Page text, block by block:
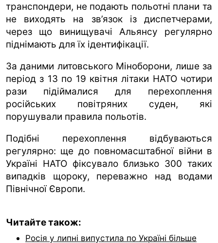
транспондери, не подають польотні плани та
не виходять на зв’язок із диспетчерами,
через що винищувачі Альянсу регулярно
піднімають для їх ідентифікації.
За даними литовського Міноборони, лише за
період з 13 по 19 квітня літаки НАТО чотири
рази підіймалися для перехоплення
російських повітряних суден, які
порушували правила польотів.
Подібні перехоплення відбуваються
регулярно: ще до повномасштабної війни в
Україні НАТО фіксувало близько 300 таких
випадків щороку, переважно над водами
Північної Європи.
Читайте також:
Росія у липні випустила по Україні більше